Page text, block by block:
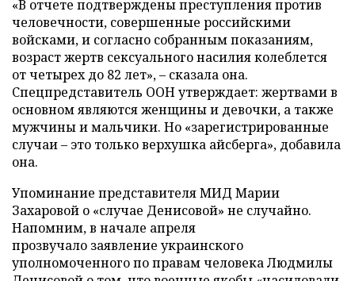
«В отчете подтверждены преступления против
человечности, совершенные российскими
войсками, и согласно собранным показаниям,
возраст жертв сексуального насилия колеблется
от четырех до 82 лет», – сказала она.
Спецпредставитель ООН утверждает: жертвами в
основном являются женщины и девочки, а также
мужчины и мальчики. Но «зарегистрированные
случаи – это только верхушка айсберга», добавила
она.
Упоминание представителя МИД Марии
Захаровой о «случае Денисовой» не случайно.
Напомним, в начале апреля
прозвучало заявление украинского
уполномоченного по правам человека Людмилы